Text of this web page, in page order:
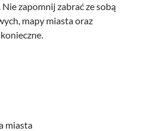
zapomnij zabrać ze sobą
mapy miasta oraz
miasta